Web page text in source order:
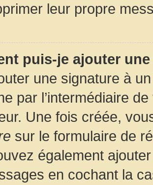
leur propre
puis-je ajouter
une signature à
par l’intermédiaire
Une fois créée,
sur le formulaire de
également
en cochant la